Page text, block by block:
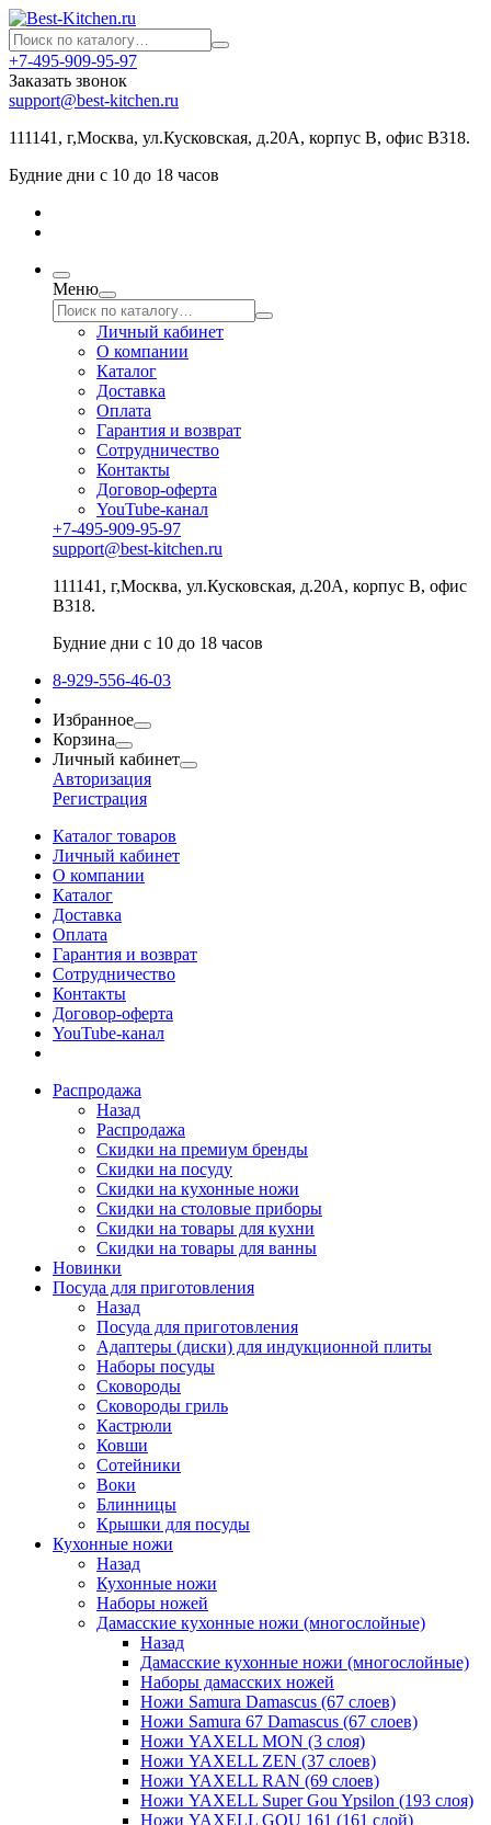
+7-495-909-95-97
Заказать звонок
support@best-kitchen.ru
111141, г,Москва, ул.Кусковская, д.20А, корпус В, офис В318.
Будние дни с 10 до 18 часов
Меню
Личный кабинет
О компании
Каталог
Доставка
Оплата
Гарантия и возврат
Сотрудничество
Контакты
Договор-оферта
YouTube-канал
+7-495-909-95-97
support@best-kitchen.ru
111141, г,Москва, ул.Кусковская, д.20А, корпус В, офис
В318.
Будние дни с 10 до 18 часов
8-929-556-46-03
Избранное
Корзина
Личный кабинет
Авторизация
Регистрация
Каталог товаров
Личный кабинет
О компании
Каталог
Доставка
Оплата
Гарантия и возврат
Сотрудничество
Контакты
Договор-оферта
YouTube-канал
Распродажа
Назад
Распродажа
Скидки на премиум бренды
Скидки на посуду
Скидки на кухонные ножи
Скидки на столовые приборы
Скидки на товары для кухни
Скидки на товары для ванны
Новинки
Посуда для приготовления
Назад
Посуда для приготовления
Адаптеры (диски) для индукционной плиты
Наборы посуды
Сковороды
Сковороды гриль
Кастрюли
Ковши
Сотейники
Воки
Блинницы
Крышки для посуды
Кухонные ножи
Назад
Кухонные ножи
Наборы ножей
Дамасские кухонные ножи (многослойные)
Назад
Дамасские кухонные ножи (многослойные)
Наборы дамасских ножей
Ножи Samura Damascus (67 слоев)
Ножи Samura 67 Damascus (67 слоев)
Ножи YAXELL MON (3 слоя)
Ножи YAXELL ZEN (37 слоев)
Ножи YAXELL RAN (69 слоев)
Ножи YAXELL Super Gou Ypsilon (193 слоя)
Ножи YAXELL GOU 161 (161 слой)